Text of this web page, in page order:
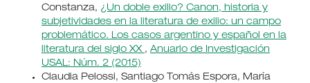
Constanza, ¿Un doble exilio? Canon, historia y
subjetividades en la literatura de exilio: un campo
problemático. Los casos argentino y español en la
literatura del siglo XX , Anuario de Investigación
USAL: Núm. 2 (2015)
Claudia Pelossi, Santiago Tomás Espora, María